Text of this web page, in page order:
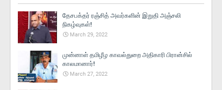
தேசபக்தர் ரஞ்சித் அவர்களின் இறுதி அஞ்சலி
நிகழ்வுகள்!
March 29, 2022
முன்னாள் தமிழீழ காவல்துறை அதிகாரி பிரான்சில்
காலமானார்!
March 27, 2022